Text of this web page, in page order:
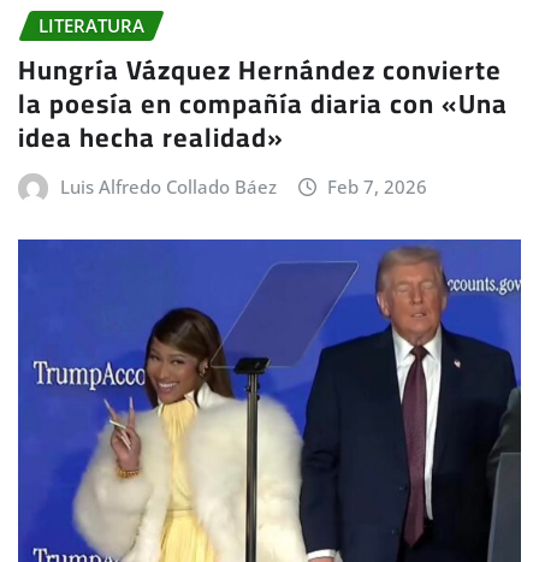
LITERATURA
Hungría Vázquez Hernández convierte
la poesía en compañía diaria con «Una
idea hecha realidad»
Luis Alfredo Collado Báez Feb 7, 2026